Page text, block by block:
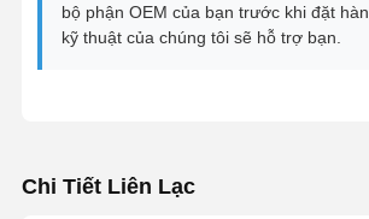
bộ phận OEM của bạn trước khi đặt
kỹ thuật của chúng tôi sẽ hỗ trợ bạn.
Chi Tiết Liên Lạc